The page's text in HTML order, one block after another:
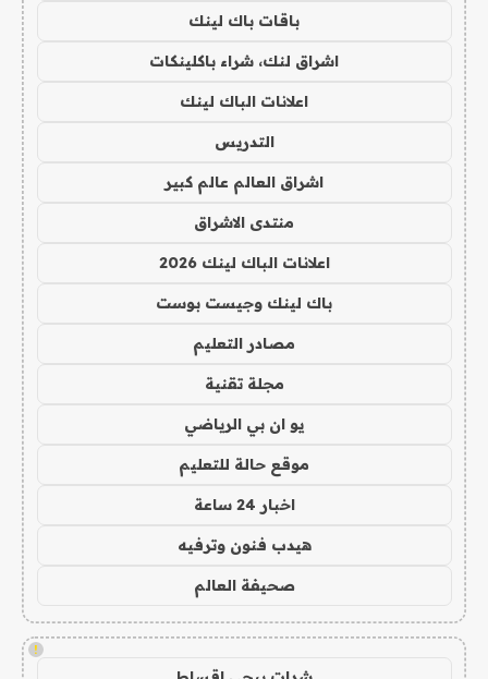
باقات باك لينك
اشراق لنك، شراء باكلينكات
اعلانات الباك لينك
التدريس
اشراق العالم عالم كبير
منتدى الاشراق
اعلانات الباك لينك 2026
باك لينك وجيست بوست
مصادر التعليم
مجلة تقنية
يو ان بي الرياضي
موقع حالة للتعليم
اخبار 24 ساعة
هيدب فنون وترفيه
صحيفة العالم
!